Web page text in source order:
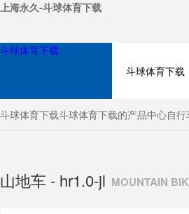
上海永久-斗球体育下载
斗球体育下载
斗球体育下载
斗球体育下载斗球体育下载的产品中心自行
山地车 - hr1.0-jl MOUNTAIN